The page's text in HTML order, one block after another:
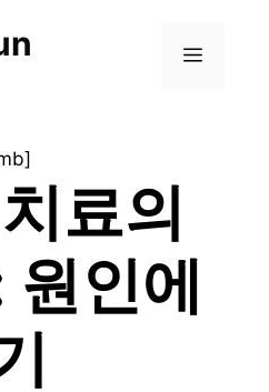
메
료의
원인에